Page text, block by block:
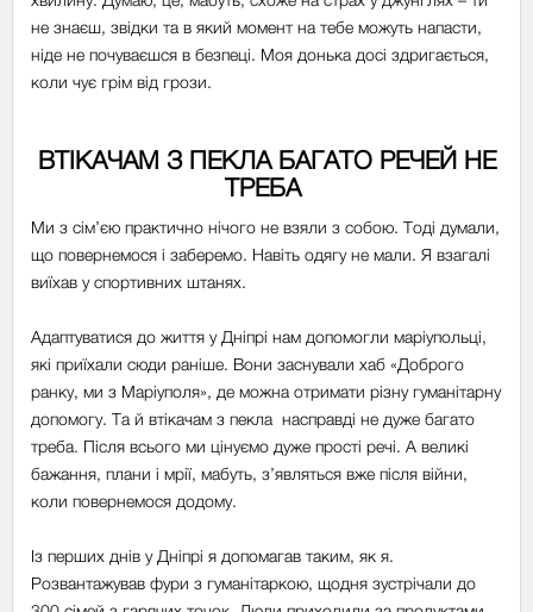
не знаєш, звідки та в який момент на тебе можуть напасти,
ніде не почуваєшся в безпеці. Моя донька досі здригається,
коли чує грім від грози.
ВТІКАЧАМ З ПЕКЛА БАГАТО РЕЧЕЙ НЕ
ТРЕБА
Ми з сім’єю практично нічого не взяли з собою. Тоді думали,
що повернемося і заберемо. Навіть одягу не мали. Я взагалі
виїхав у спортивних штанях.
Адаптуватися до життя у Дніпрі нам допомогли маріупольці,
які приїхали сюди раніше. Вони заснували хаб «Доброго
ранку, ми з Маріуполя», де можна отримати різну гуманітарну
допомогу. Та й втікачам з пекла насправді не дуже багато
треба. Після всього ми цінуємо дуже прості речі. А великі
бажання, плани і мрії, мабуть, з’являться вже після війни,
коли повернемося додому.
Із перших днів у Дніпрі я допомагав таким, як я.
Розвантажував фури з гуманітаркою, щодня зустрічали до